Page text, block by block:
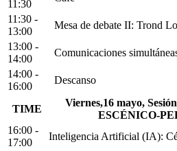
11:30
11:30 -
13:00
Mesa de debate II: Trond
13:00 -
14:00
Comunicaciones
14:00 -
16:00
Descanso
TIME
Viernes,16 mayo,
ESCÉNICO-
16:00 -
17:00
Inteligencia Artificial (IA):